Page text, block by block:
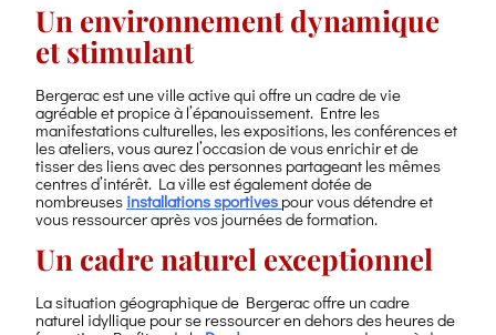
Un environnement dynamique
et stimulant
Bergerac est une ville active qui offre un cadre de vie
agréable et propice à l’épanouissement. Entre les
manifestations culturelles, les expositions, les conférences et
les ateliers, vous aurez l’occasion de vous enrichir et de
tisser des liens avec des personnes partageant les mêmes
centres d’intérêt. La ville est également dotée de
nombreuses installations sportives pour vous détendre et
vous ressourcer après vos journées de formation.
Un cadre naturel exceptionnel
La situation géographique de Bergerac offre un cadre
naturel idyllique pour se ressourcer en dehors des heures de